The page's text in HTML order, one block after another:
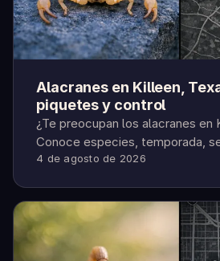
Alacranes en Killeen,
piquetes y control
¿Te preocupan los alacranes en
Conoce especies, temporada,
piquetes y cómo mantenerlos
4 de agosto de 2026